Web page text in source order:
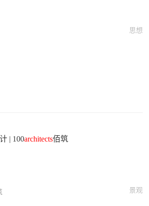
思想
| 100architects佰筑
景观